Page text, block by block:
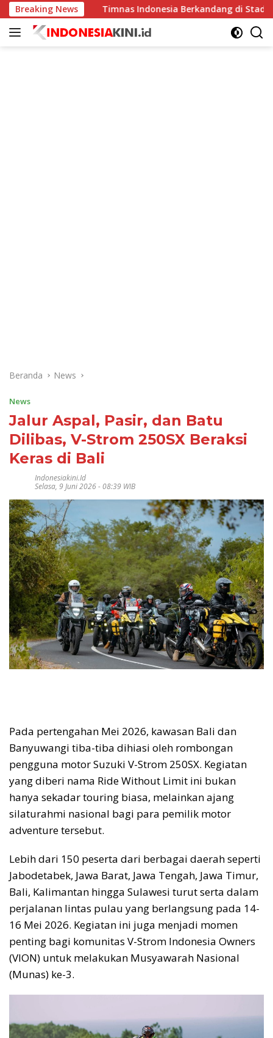
Langsung
ke
konten
Breaking NewsTimnas Indonesia Berkandang di Stadion
Beranda News
News
Jalur Aspal, Pasir, dan Batu
Dilibas, V-Strom 250SX Beraksi
Keras di Bali
Indonesiakini.id
Selasa, 9 Juni 2026 - 08:39 WIB
Pada pertengahan Mei 2026, kawasan Bali dan
Banyuwangi tiba-tiba dihiasi oleh rombongan
pengguna motor Suzuki V-Strom 250SX. Kegiatan
yang diberi nama Ride Without Limit ini bukan
hanya sekadar touring biasa, melainkan ajang
silaturahmi nasional bagi para pemilik motor
adventure tersebut.
Lebih dari 150 peserta dari berbagai daerah seperti
Jabodetabek, Jawa Barat, Jawa Tengah, Jawa Timur,
Bali, Kalimantan hingga Sulawesi turut serta dalam
perjalanan lintas pulau yang berlangsung pada 14-
16 Mei 2026. Kegiatan ini juga menjadi momen
penting bagi komunitas V-Strom Indonesia Owners
(VION) untuk melakukan Musyawarah Nasional
(Munas) ke-3.